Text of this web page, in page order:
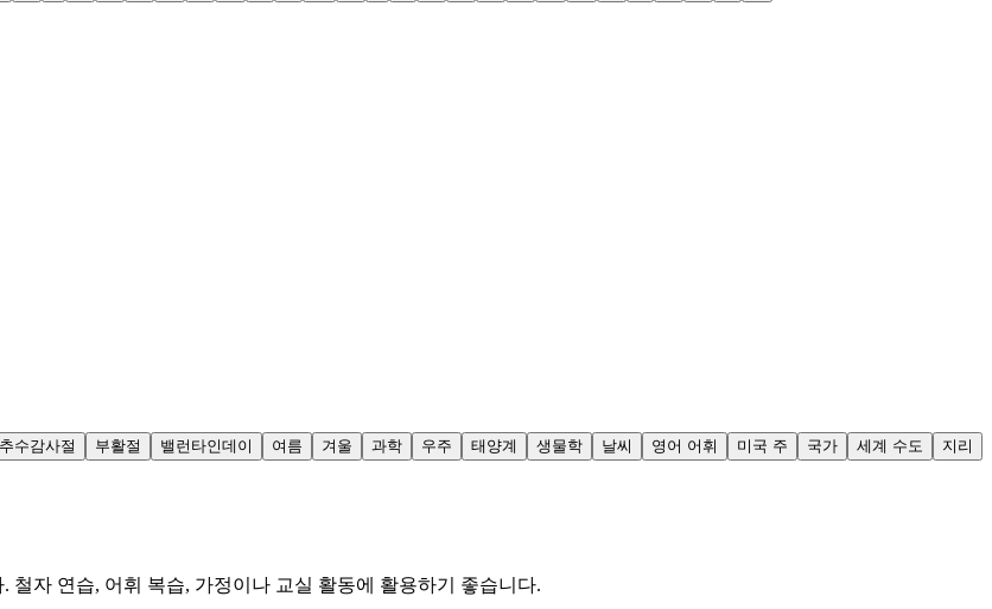
추수감사절 부활절 밸런타인데이 여름 겨울 과학 우주 태양계 생물학 날씨 영어 어휘 미국 주 국가 세계 수도
지리
자 연습, 어휘 복습, 가정이나 교실 활동에 활용하기 좋습니다.